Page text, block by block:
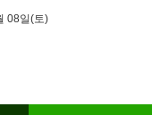
08일(토)